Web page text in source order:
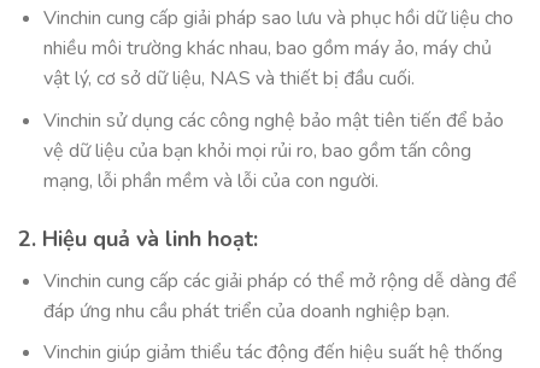
Vinchin cung cấp giải pháp sao lưu và phục hồi dữ liệu cho
nhiều môi trường khác nhau, bao gồm máy ảo, máy chủ
vật lý, cơ sở dữ liệu, NAS và thiết bị đầu cuối.
Vinchin sử dụng các công nghệ bảo mật tiên tiến để bảo
vệ dữ liệu của bạn khỏi mọi rủi ro, bao gồm tấn công
mạng, lỗi phần mềm và lỗi của con người.
2. Hiệu quả và linh hoạt:
Vinchin cung cấp các giải pháp có thể mở rộng dễ dàng để
đáp ứng nhu cầu phát triển của doanh nghiệp bạn.
Vinchin giúp giảm thiểu tác động đến hiệu suất hệ thống